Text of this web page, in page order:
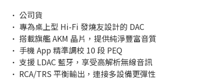
• 公司貨
• 專為桌上型 Hi-Fi 發燒友設計的 DAC
• 搭載旗艦 AKM 晶片，提供純淨豐富音質
• 手機 App 精準調校 10 段 PEQ
• 支援 LDAC 藍牙，享受高解析無線音訊
• RCA/TRS 平衡輸出，連接多設備更彈性